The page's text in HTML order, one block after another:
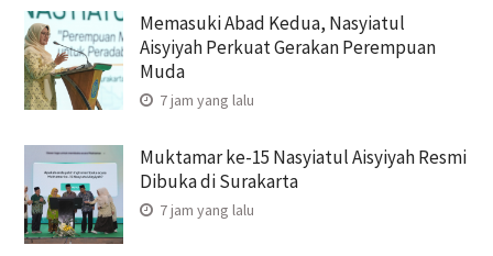
Memasuki Abad Kedua, Nasyiatul
Aisyiyah Perkuat Gerakan Perempuan
Muda
7 jam yang lalu
Muktamar ke-15 Nasyiatul Aisyiyah Resmi
Dibuka di Surakarta
7 jam yang lalu